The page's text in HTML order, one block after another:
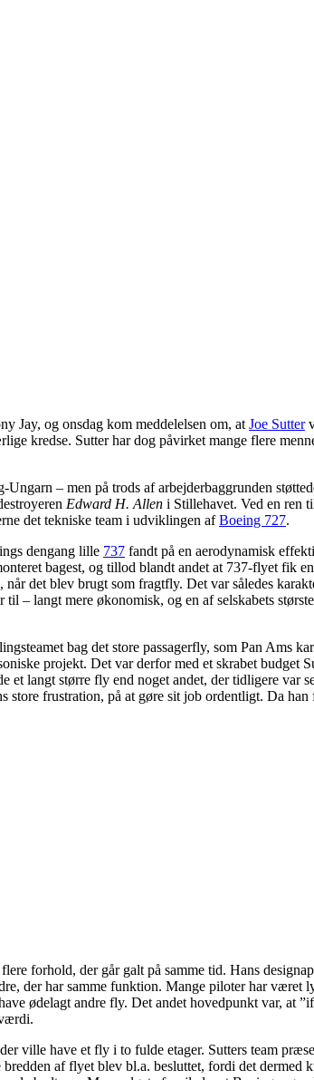
Jay, og onsdag kom meddelelsen om, at Joe Sutter
kredse. Sutter har dog påvirket mange flere
– men på trods af arbejderbaggrunden
Edward H. Allen i Stillehavet. Ved en ren
det tekniske team i udviklingen afBoeing 727.
dengang lille 737 fandt på en aerodynamisk
bagest, og tillod blandt andet at 737-flyet fik
det blev brugt som fragtfly. Det var således
– langt mere økonomisk, og en af selskabets
bag det store passagerfly, som Pan Ams
projekt. Det var derfor med et skrabet budget
langt større fly end noget andet, der tidligere var
frustration, på at gøre sit job ordentligt. Da
forhold, der går galt på samme tid. Hans
der har samme funktion. Mange piloter har
ødelagt andre fly. Det andet hovedpunkt var, at
ville have et fly i to fulde etager. Sutters team
af flyet blev bl.a. besluttet, fordi det dermed